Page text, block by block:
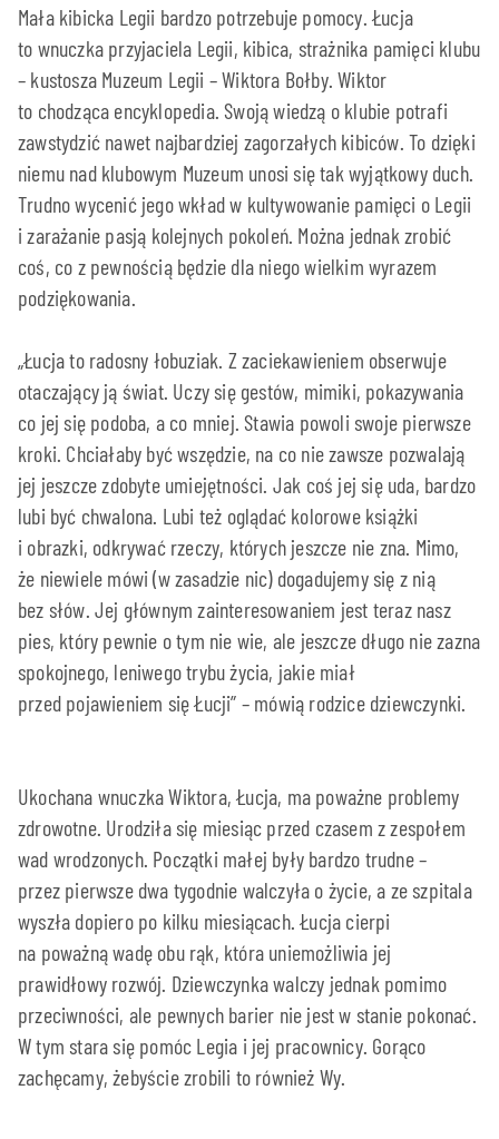
Mała kibicka Legii bardzo potrzebuje pomocy. Łucja
to wnuczka przyjaciela Legii, kibica, strażnika pamięci klubu
– kustosza Muzeum Legii – Wiktora Bołby. Wiktor
to chodząca encyklopedia. Swoją wiedzą o klubie potrafi
zawstydzić nawet najbardziej zagorzałych kibiców. To dzięki
niemu nad klubowym Muzeum unosi się tak wyjątkowy duch.
Trudno wycenić jego wkład w kultywowanie pamięci o Legii
i zarażanie pasją kolejnych pokoleń. Można jednak zrobić
coś, co z pewnością będzie dla niego wielkim wyrazem
podziękowania.
„Łucja to radosny łobuziak. Z zaciekawieniem obserwuje
otaczający ją świat. Uczy się gestów, mimiki, pokazywania
co jej się podoba, a co mniej. Stawia powoli swoje pierwsze
kroki. Chciałaby być wszędzie, na co nie zawsze pozwalają
jej jeszcze zdobyte umiejętności. Jak coś jej się uda, bardzo
lubi być chwalona. Lubi też oglądać kolorowe książki
i obrazki, odkrywać rzeczy, których jeszcze nie zna. Mimo,
że niewiele mówi (w zasadzie nic) dogadujemy się z nią
bez słów. Jej głównym zainteresowaniem jest teraz nasz
pies, który pewnie o tym nie wie, ale jeszcze długo nie zazna
spokojnego, leniwego trybu życia, jakie miał
przed pojawieniem się Łucji” – mówią rodzice dziewczynki.
Ukochana wnuczka Wiktora, Łucja, ma poważne problemy
zdrowotne. Urodziła się miesiąc przed czasem z zespołem
wad wrodzonych. Początki małej były bardzo trudne –
przez pierwsze dwa tygodnie walczyła o życie, a ze szpitala
wyszła dopiero po kilku miesiącach. Łucja cierpi
na poważną wadę obu rąk, która uniemożliwia jej
prawidłowy rozwój. Dziewczynka walczy jednak pomimo
przeciwności, ale pewnych barier nie jest w stanie pokonać.
W tym stara się pomóc Legia i jej pracownicy. Gorąco
zachęcamy, żebyście zrobili to również Wy.